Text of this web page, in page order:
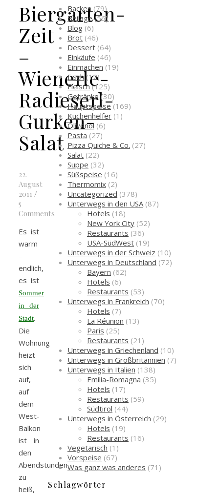
Biergarten-
Zeit
–
Wienerle-
Radieserl-
Gurken-
Salat
22.
August
2011 /
5
Comments
Es ist
warm
–
endlich,
es ist
Sommer
in der
Stadt.
Die
Wohnung
heizt
sich
auf,
auf
dem
West-
Balkon
ist in
den
Abendstunden
zu
heiß,
Backen (79)
Beilage(56)
Blog (6)
Brot (46)
Dessert (64)
Einkäufe (46)
Einmachen (19)
Fisch (12)
Fleisch(125)
Getränke(30)
Hauptspeise (169)
Küchenhelfer (1)
Olivenöl (6)
Pasta (27)
Pizza Quiche & Co. (27)
Salat (22)
Suppe (32)
Süßspeise (16)
Thermomix (2)
Uncategorized (378)
Unterwegs in den USA(87)
Hotels (18)
New York City (52)
Restaurants (36)
USA-SüdWest (19)
Unterwegs in der Schweiz (10)
Unterwegs in Deutschland (72)
Bayern (62)
Hotels (6)
Restaurants (53)
Unterwegs in Frankreich (70)
Hotels (7)
La Réunion (13)
Paris (25)
Restaurants (21)
Unterwegs in Griechenland (10)
Unterwegs in Großbritannien (7)
Unterwegs in Italien (138)
Emilia-Romagna (35)
Hotels (17)
Restaurants (59)
Südtirol (44)
Unterwegs in Österreich (29)
Hotels (19)
Restaurants (16)
Vegetarisch (1)
Vorspeise (67)
Was ganz was anderes (71)
Schlagwörter